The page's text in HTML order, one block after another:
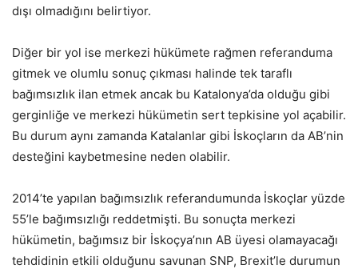
dışı olmadığını belirtiyor.
Diğer bir yol ise merkezi hükümete rağmen referanduma
gitmek ve olumlu sonuç çıkması halinde tek taraflı
bağımsızlık ilan etmek ancak bu Katalonya’da olduğu gibi
gerginliğe ve merkezi hükümetin sert tepkisine yol açabilir.
Bu durum aynı zamanda Katalanlar gibi İskoçların da AB’nin
desteğini kaybetmesine neden olabilir.
2014’te yapılan bağımsızlık referandumunda İskoçlar yüzde
55’le bağımsızlığı reddetmişti. Bu sonuçta merkezi
hükümetin, bağımsız bir İskoçya’nın AB üyesi olamayacağı
tehdidinin etkili olduğunu savunan SNP, Brexit’le durumun